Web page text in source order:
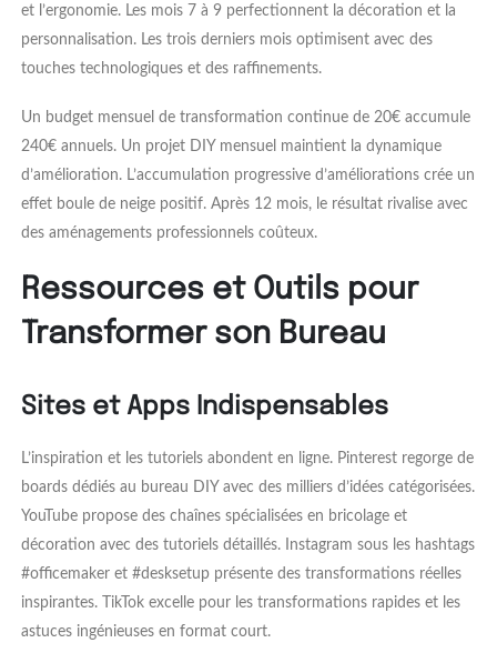
et l’ergonomie. Les mois 7 à 9 perfectionnent la décoration et la
personnalisation. Les trois derniers mois optimisent avec des
touches technologiques et des raffinements.
Un budget mensuel de transformation continue de 20€ accumule
240€ annuels. Un projet DIY mensuel maintient la dynamique
d’amélioration. L’accumulation progressive d’améliorations crée un
effet boule de neige positif. Après 12 mois, le résultat rivalise avec
des aménagements professionnels coûteux.
Ressources et Outils pour
Transformer son Bureau
Sites et Apps Indispensables
L’inspiration et les tutoriels abondent en ligne. Pinterest regorge de
boards dédiés au bureau DIY avec des milliers d’idées catégorisées.
YouTube propose des chaînes spécialisées en bricolage et
décoration avec des tutoriels détaillés. Instagram sous les hashtags
#officemaker et #desksetup présente des transformations réelles
inspirantes. TikTok excelle pour les transformations rapides et les
astuces ingénieuses en format court.